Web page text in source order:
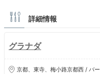
詳細情報
グラナダ
京都、東寺、梅小路京都西 / バー